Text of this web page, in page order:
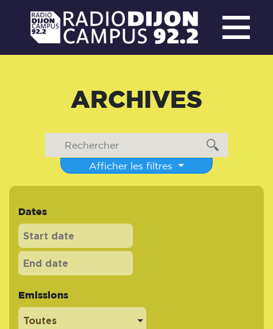
ARCHIVES
Afficher les filtres
Dates
Emissions
Toutes